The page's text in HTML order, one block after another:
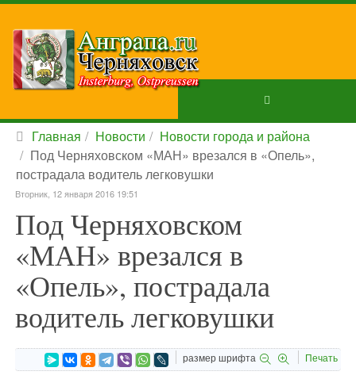
Главная Новости
Новости города и района
Под Черняховском «МАН» врезался в «Опель»,
пострадала водитель легковушки
Вторник, 12 января 2016 19:51
Под Черняховском
«МАН» врезался в
«Опель», пострадала
водитель легковушки
размер шрифта Печать